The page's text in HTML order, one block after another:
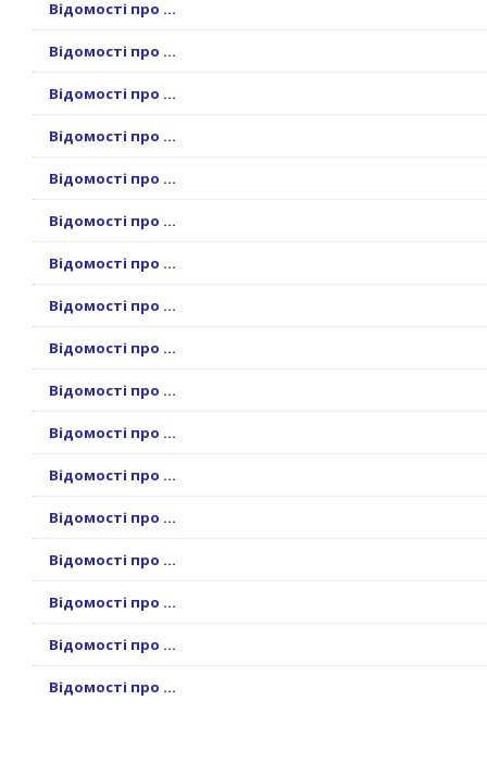
Відомості про ...
Відомості про ...
Відомості про ...
Відомості про ...
Відомості про ...
Відомості про ...
Відомості про ...
Відомості про ...
Відомості про ...
Відомості про ...
Відомості про ...
Відомості про ...
Відомості про ...
Відомості про ...
Відомості про ...
Відомості про ...
Відомості про ...